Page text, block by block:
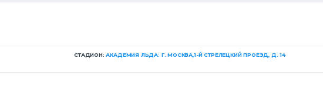
СТАДИОН:АКАДЕМИЯ ЛЬДА: Г. МОСКВА,1-Й СТРЕЛЕЦКИЙ ПРОЕЗД, Д. 14